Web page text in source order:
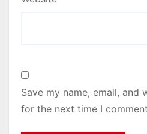
Save my name, email, and
for the next time I